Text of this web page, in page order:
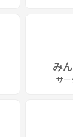
み
サ